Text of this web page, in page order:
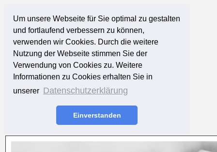
Um unsere Webseite für Sie optimal zu gestalten
und fortlaufend verbessern zu können,
verwenden wir Cookies. Durch die weitere
Nutzung der Webseite stimmen Sie der
Verwendung von Cookies zu. Weitere
Informationen zu Cookies erhalten Sie in
unserer Datenschutzerklärung
Einverstanden